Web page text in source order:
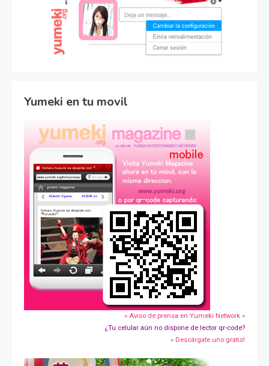
Yumeki en tu movil
» Aviso de prensa en Yumeki Network »
¿Tu celular aún no dispone de lector qr-code?
» Descárgate uno gratis!